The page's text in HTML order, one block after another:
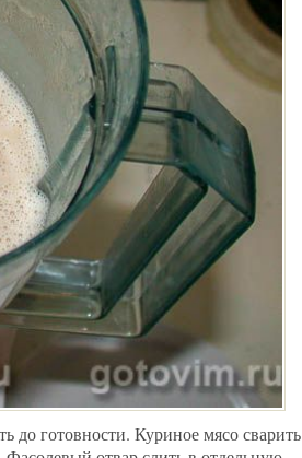
до готовности. Куриное мясо сварить